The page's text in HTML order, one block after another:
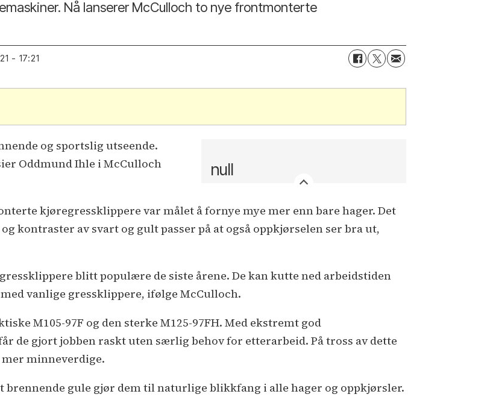
Nå lanserer McCulloch to nye frontmonterte
- 17:21
null
og sportslig utseende.
Oddmund Ihle i McCulloch
kjøregressklippere var målet å fornye mye mer enn bare hager. Det
kontraster av svart og gult passer på at også oppkjørselen ser bra ut,
blitt populære de siste årene. De kan kutte ned arbeidstiden
vanlige gressklippere, ifølge McCulloch.
M105-97F og den sterke M125-97FH. Med ekstremt god
de gjort jobben raskt uten særlig behov for etterarbeid. På tross av dette
mer minneverdige.
brennende gule gjør dem til naturlige blikkfang i alle hager og oppkjørsler.